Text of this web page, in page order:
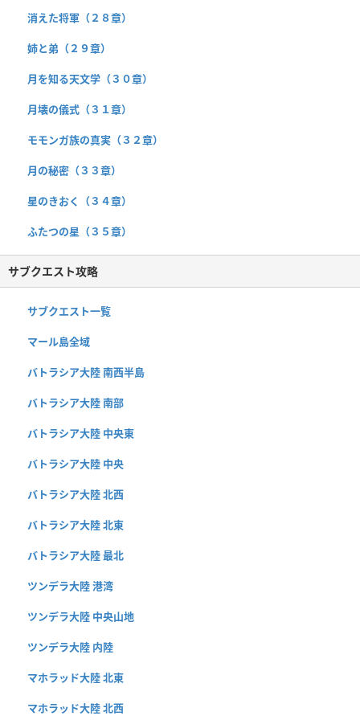
消えた将軍（２８章）
姉と弟（２９章）
月を知る天文学（３０章）
月壊の儀式（３１章）
モモンガ族の真実（３２章）
月の秘密（３３章）
星のきおく（３４章）
ふたつの星（３５章）
サブクエスト攻略
サブクエスト一覧
マール島全域
バトラシア大陸 南西半島
バトラシア大陸 南部
バトラシア大陸 中央東
バトラシア大陸 中央
バトラシア大陸 北西
バトラシア大陸 北東
バトラシア大陸 最北
ツンデラ大陸 港湾
ツンデラ大陸 中央山地
ツンデラ大陸 内陸
マホラッド大陸 北東
マホラッド大陸 北西